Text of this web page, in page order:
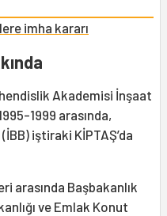
imha kararı
Akademisi İnşaat
1999 arasında,
iştiraki KİPTAŞ’da
arasında Başbakanlık
ve Emlak Konut